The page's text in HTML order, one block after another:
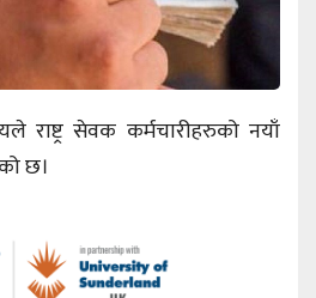
राष्ट्र सेवक कर्मचारीहरुको नयाँ
छ।